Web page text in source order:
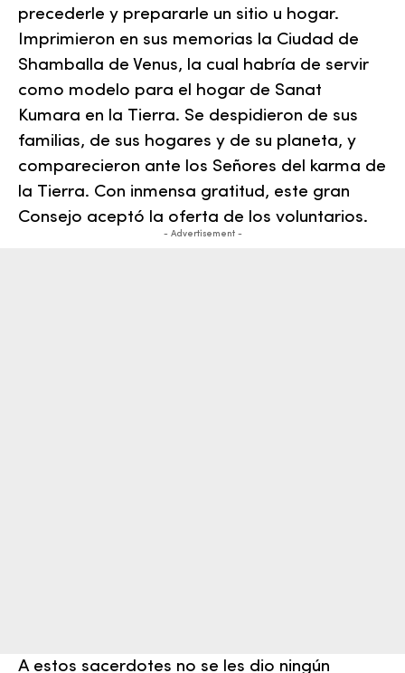
precederle y prepararle un sitio u hogar.
Imprimieron en sus memorias la Ciudad de
Shamballa de Venus, la cual habría de servir
como modelo para el hogar de Sanat
Kumara en la Tierra. Se despidieron de sus
familias, de sus hogares y de su planeta, y
comparecieron ante los Señores del karma de
la Tierra. Con inmensa gratitud, este gran
Consejo aceptó la oferta de los voluntarios.
- Advertisement -
A estos sacerdotes no se les dio ningún